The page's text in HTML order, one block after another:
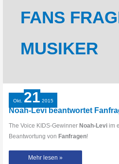
FANS
MUSIKER
Okt. 21 2015
Noah-Levi beantwortet
The Voice KIDS-Gewinner Noah-Levi im
Beantwortung von Fanfragen!
Noah-
Mehr lesen »